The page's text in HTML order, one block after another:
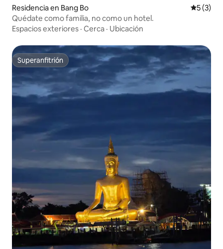
Residencia en Bang Bo
5 (3)
Quédate como familia, no como un hotel.
Espacios exteriores · Cerca · Ubicación
Superanfitrión
Superanfitrión